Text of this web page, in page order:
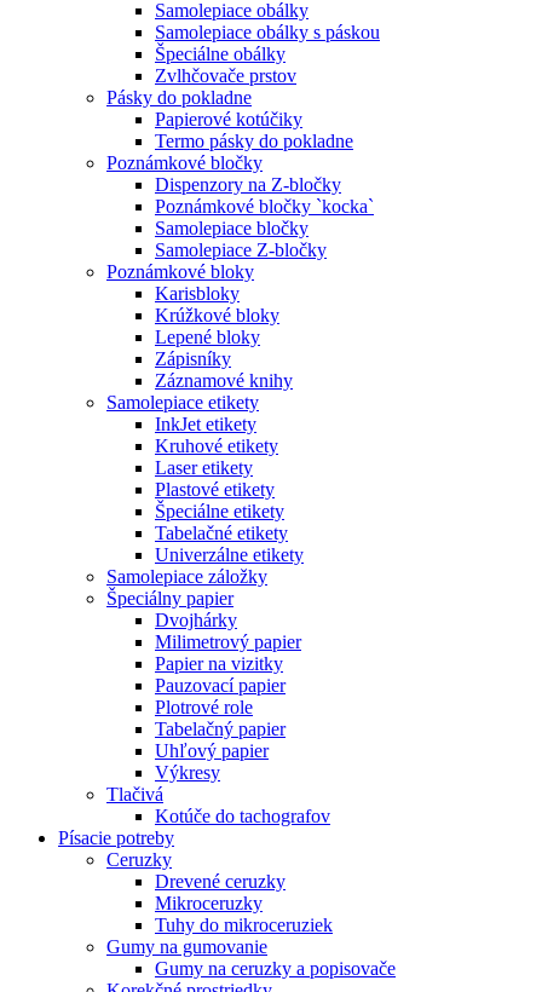
Samolepiace obálky
Samolepiace obálky s páskou
Špeciálne obálky
Zvlhčovače prstov
Pásky do pokladne
Papierové kotúčiky
Termo pásky do pokladne
Poznámkové bločky
Dispenzory na Z-bločky
Poznámkové bločky `kocka`
Samolepiace bločky
Samolepiace Z-bločky
Poznámkové bloky
Karisbloky
Krúžkové bloky
Lepené bloky
Zápisníky
Záznamové knihy
Samolepiace etikety
InkJet etikety
Kruhové etikety
Laser etikety
Plastové etikety
Špeciálne etikety
Tabelačné etikety
Univerzálne etikety
Samolepiace záložky
Špeciálny papier
Dvojhárky
Milimetrový papier
Papier na vizitky
Pauzovací papier
Plotrové role
Tabelačný papier
Uhľový papier
Výkresy
Tlačivá
Kotúče do tachografov
Písacie potreby
Ceruzky
Drevené ceruzky
Mikroceruzky
Tuhy do mikroceruziek
Gumy na gumovanie
Gumy na ceruzky a popisovače